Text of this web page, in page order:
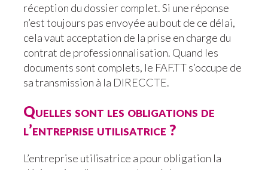
réception du dossier complet. Si une réponse
n’est toujours pas envoyée au bout de ce délai,
cela vaut acceptation de la prise en charge du
contrat de professionnalisation. Quand les
documents sont complets, le FAF.TT s’occupe de
sa transmission à la DIRECCTE.
Quelles sont les obligations de
l’entreprise utilisatrice ?
L’entreprise utilisatrice a pour obligation la